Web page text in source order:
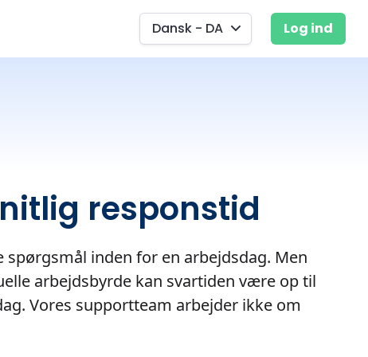
Dansk - DA Log ind
responstid
spørgsmål inden for en arbejdsdag. Men
arbejdsbyrde kan svartiden være op til
Vores supportteam arbejder ikke om